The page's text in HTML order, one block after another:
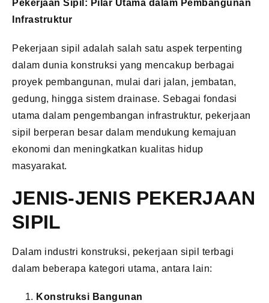
Pekerjaan Sipil: Pilar Utama dalam Pembangunan
Infrastruktur
Pekerjaan sipil adalah salah satu aspek terpenting
dalam dunia konstruksi yang mencakup berbagai
proyek pembangunan, mulai dari jalan, jembatan,
gedung, hingga sistem drainase. Sebagai fondasi
utama dalam pengembangan infrastruktur, pekerjaan
sipil berperan besar dalam mendukung kemajuan
ekonomi dan meningkatkan kualitas hidup
masyarakat.
JENIS-JENIS PEKERJAAN
SIPIL
Dalam industri konstruksi, pekerjaan sipil terbagi
dalam beberapa kategori utama, antara lain:
Konstruksi Bangunan